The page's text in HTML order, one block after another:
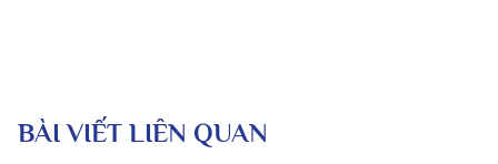
BÀI VIẾT LIÊN QUAN